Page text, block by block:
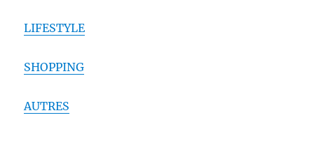
LIFESTYLE
SHOPPING
AUTRES